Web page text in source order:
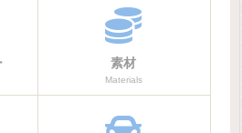
素材
Materials